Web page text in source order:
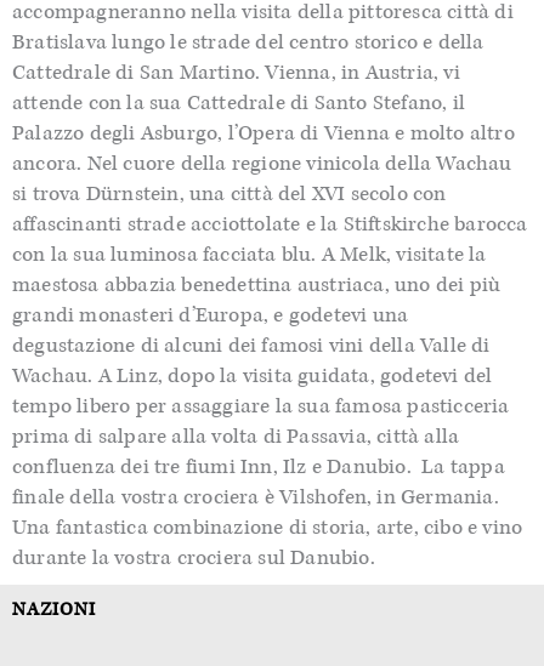
accompagneranno nella visita della pittoresca città di
Bratislava lungo le strade del centro storico e della
Cattedrale di San Martino. Vienna, in Austria,vi
attende con la sua Cattedrale di Santo Stefano, il
Palazzo degli Asburgo, l’Opera di Vienna e molto altro
ancora. Nel cuore della regione vinicola dellaWachau
si trova Dürnstein, una città del XVI secolo con
affascinanti strade acciottolate e la Stiftskirchebarocca
con la sua luminosa facciata blu. A Melk, visitate la
maestosa abbazia benedettina austriaca, uno dei più
grandi monasteri d’Europa, e godetevi una
degustazione di alcuni dei famosi vini della Valle di
Wachau. A Linz,dopo la visita guidata,godetevi del
tempo libero per assaggiare la sua famosa pasticceria
prima di salpare alla volta diPassavia, città alla
confluenza dei tre fiumi Inn, Ilz e Danubio. La tappa
finale della vostra crociera è Vilshofen, in Germania.
Una fantastica combinazione di storia, arte, cibo e vino
durante la vostra crociera sul Danubio.
NAZIONI